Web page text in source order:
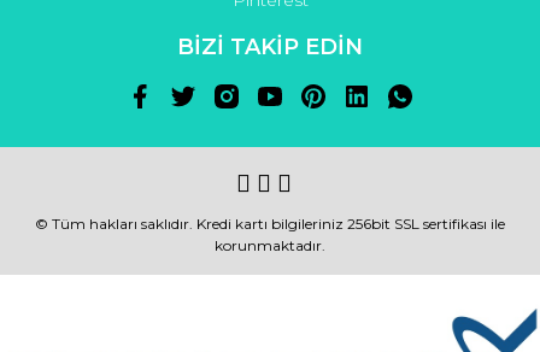
BİZİ TAKİP EDİN
© Tüm hakları saklıdır. Kredi kartı bilgileriniz 256bit SSL sertifikası ile
korunmaktadır.